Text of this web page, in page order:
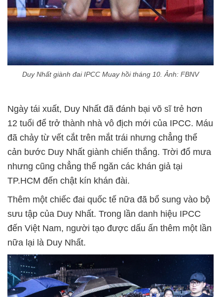
Duy Nhất giành đai IPCC Muay hồi tháng 10. Ảnh: FBNV
Ngày tái xuất, Duy Nhất đã đánh bại võ sĩ trẻ hơn
12 tuổi để trở thành nhà vô địch mới của IPCC. Máu
đã chảy từ vết cắt trên mắt trái nhưng chẳng thể
cản bước Duy Nhất giành chiến thắng. Trời đổ mưa
nhưng cũng chẳng thể ngăn các khán giả tại
TP.HCM đến chật kín khán đài.
Thêm một chiếc đai quốc tế nữa đã bổ sung vào bộ
sưu tập của Duy Nhất. Trong lần danh hiệu IPCC
đến Việt Nam, người tạo được dấu ấn thêm một lần
nữa lại là Duy Nhất.